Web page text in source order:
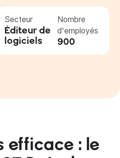
Secteur
Éditeur de
logiciels
Nombre
d'employés
900
efficace : le